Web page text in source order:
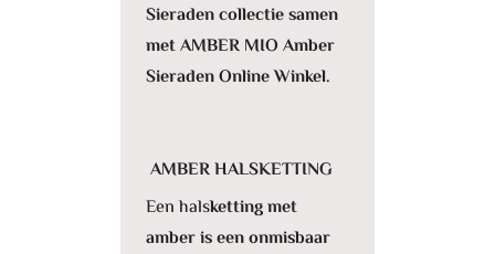
Sieraden collectie samen
met AMBER MIO Amber
Sieraden Online Winkel.
AMBER HALSKETTING
Een halsketting met
amber is een onmisbaar